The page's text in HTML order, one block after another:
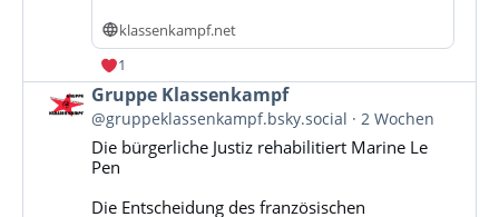
klassenkampf.net
1
Beitrag
von
Gruppe
Klassenkampf
Bluesky
Gruppe Klassenkampf
@gruppeklassenkampf.bsky.social 2 Wochen
Die bürgerliche Justiz rehabilitiert Marine Le
Pen
Die Entscheidung des französischen